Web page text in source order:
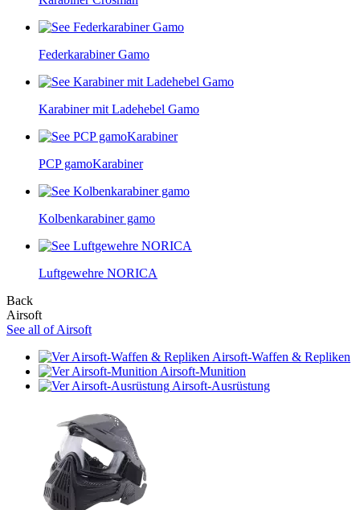
Federkarabiner Gamo
Karabiner mit Ladehebel Gamo
PCP gamoKarabiner
Kolbenkarabiner gamo
Luftgewehre NORICA
Back
Airsoft
See all of Airsoft
Airsoft-Waffen & Repliken
Airsoft-Munition
Airsoft-Ausrüstung